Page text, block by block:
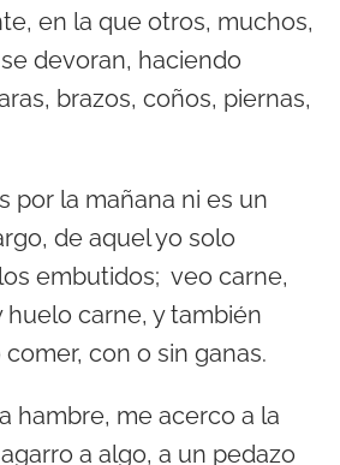
en la que otros, muchos,
devoran, haciendo
brazos, coños, piernas,
por la mañana ni es un
de aquel yo solo
embutidos; veo carne,
carne, y también
con o sin ganas.
hambre, me acerco a la
a algo, a un pedazo